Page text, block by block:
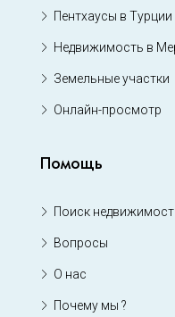
Пентхаусы в Турции
Недвижимость в
Земельные участки
Онлайн-просмотр
Помощь
Поиск
Вопросы
О нас
Почему мы ?